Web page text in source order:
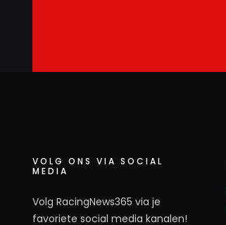
VOLG ONS VIA SOCIAL
MEDIA
Volg RacingNews365 via je
favoriete social media kanalen!